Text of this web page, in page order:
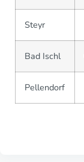
Steyr
Bad Ischl
Pellendorf